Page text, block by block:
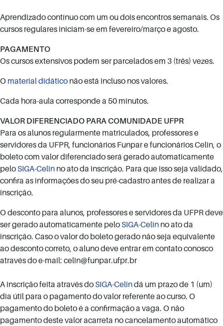
Aprendizado contínuo com um ou dois encontros semanais. Os
cursos regulares iniciam-se em fevereiro/março e agosto.
PAGAMENTO
Os cursos extensivos podem ser parcelados em 3 (três) vezes.
O material didático não está incluso nos valores.
Cada hora-aula corresponde a 50 minutos.
VALOR DIFERENCIADO PARA COMUNIDADE UFPR
Para os alunos regularmente matriculados, professores e
servidores da UFPR, funcionários Funpar e funcionários Celin, o
boleto com valor diferenciado será gerado automaticamente
pelo SIGA-Celin no ato da inscrição. Para que isso seja validado,
confira as informações do seu pré-cadastro antes de realizar a
inscrição.
O desconto para alunos, professores e servidores da UFPR deve
ser gerado automaticamente pelo SIGA-Celin no ato da
inscrição. Caso o valor do boleto gerado não seja equivalente
ao desconto correto, o aluno deve entrar em contato conosco
através do e-mail: celin@funpar.ufpr.br
A inscrição feita através do SIGA-Celindá um prazo de 1 (um)
dia útil para o pagamento do valor referente ao curso. O
pagamento do boleto é a confirmação a vaga. O não
pagamento deste valor acarreta no cancelamento automático